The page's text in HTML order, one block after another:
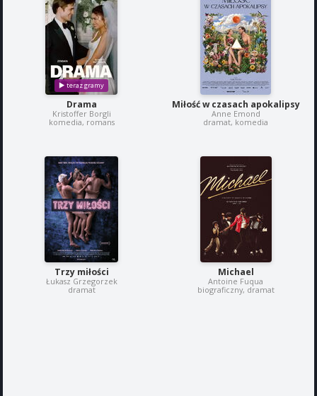
Drama
Kristoffer Borgli
komedia, romans
Miłość w czasach apokalipsy
Anne Emond
dramat, komedia
Trzy miłości
Łukasz Grzegorzek
dramat
Michael
Antoine Fuqua
biograficzny, dramat